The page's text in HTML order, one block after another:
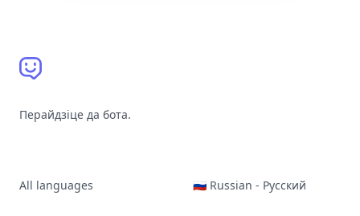
Перайдзіце да бота.
All languages 🇷🇺 Russian - Русский